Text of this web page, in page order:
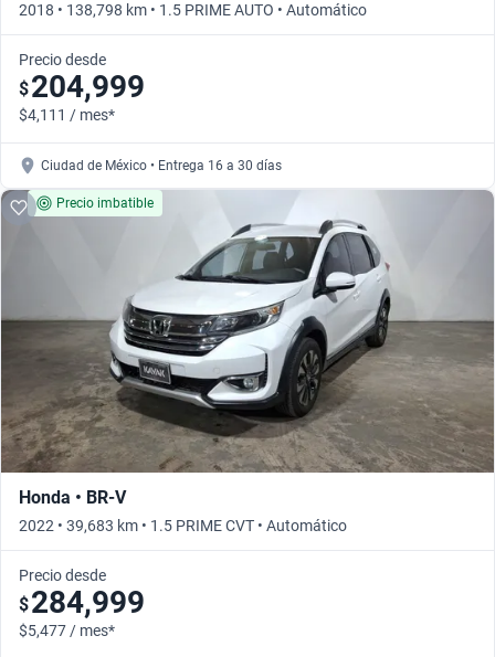
2018 • 138,798 km • 1.5 PRIME AUTO • Automático
Precio desde
$204,999
$4,111 / mes*
Ciudad de México • Entrega 16 a 30 días
Precio imbatible
Honda • BR-V
2022 • 39,683 km • 1.5 PRIME CVT • Automático
Precio desde
$284,999
$5,477 / mes*